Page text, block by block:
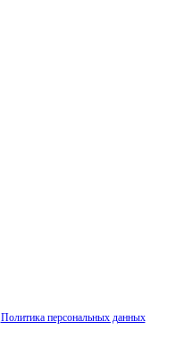
Политика персональных данных